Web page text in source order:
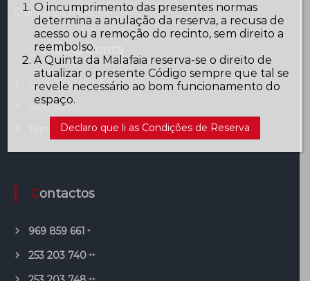
Quinta da Malafaia
A Minha Conta
Minhas reservas
Meu Perfil
Terminar Sessão
Contactos
969 859 661 *
253 203 740 **
O incumprimento das presentes normas
determina a anulação da reserva, a recusa de
acesso ou a remoção do recinto, sem direito a
reembolso.
A Quinta da Malafaia reserva-se o direito de
atualizar o presente Código sempre que tal se
revele necessário ao bom funcionamento do
espaço.
Declaro que li as Condições de Reserva